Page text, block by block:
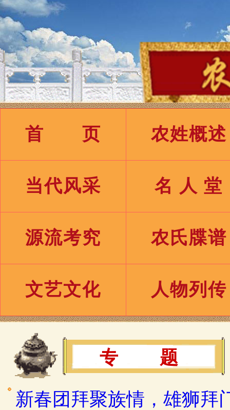
首 页 农姓概述
当代风采 名 人 堂
源流考究 农氏牒谱
文艺文化 人物列传
专 题
新春团拜聚族情，雄狮拜